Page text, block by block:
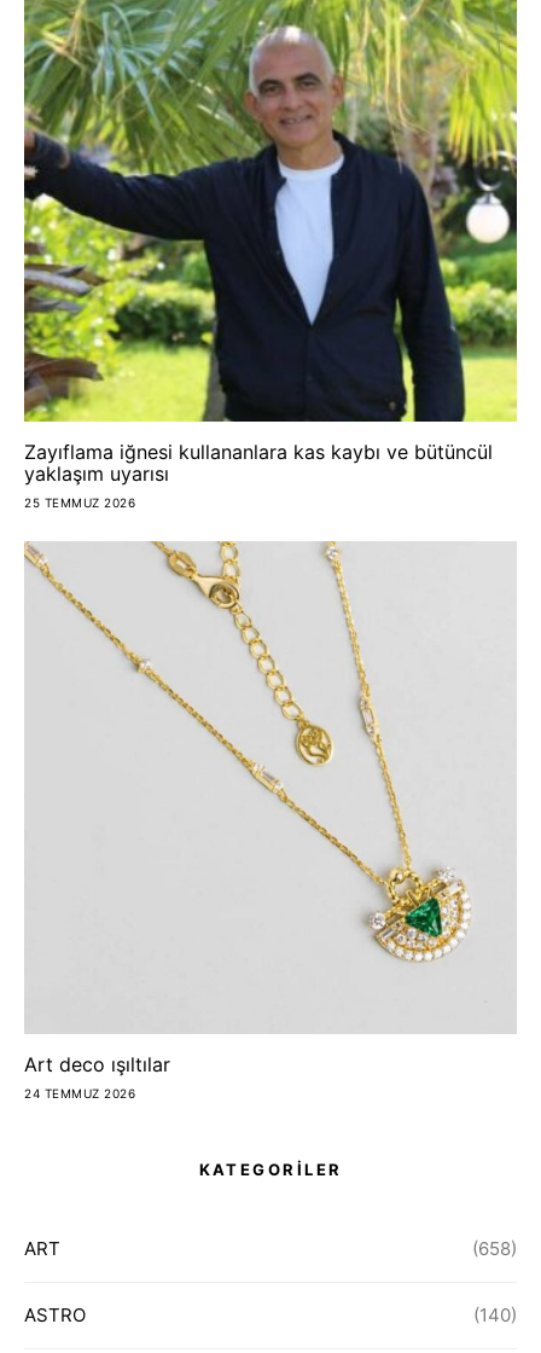
Zayıflama iğnesi kullananlara kas kaybı ve bütüncül
yaklaşım uyarısı
25 TEMMUZ 2026
Art deco ışıltılar
24 TEMMUZ 2026
KATEGORİLER
ART (658)
ASTRO (140)